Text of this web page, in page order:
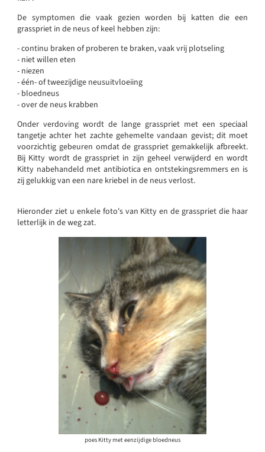
De symptomen die vaak gezien worden bij katten die een
grasspriet in de neus of keel hebben zijn:
- continu braken of proberen te braken, vaak vrij plotseling
- niet willen eten
- niezen
- één- of tweezijdige neusuitvloeiing
- bloedneus
- over de neus krabben
Onder verdoving wordt de lange grasspriet met een speciaal
tangetje achter het zachte gehemelte vandaan gevist; dit moet
voorzichtig gebeuren omdat de grasspriet gemakkelijk afbreekt.
Bij Kitty wordt de grasspriet in zijn geheel verwijderd en wordt
Kitty nabehandeld met antibiotica en ontstekingsremmers en is
zij gelukkig van een nare kriebel in de neus verlost.
Hieronder ziet u enkele foto's van Kitty en de grasspriet die haar
letterlijk in de weg zat.
poes Kitty met eenzijdige bloedneus